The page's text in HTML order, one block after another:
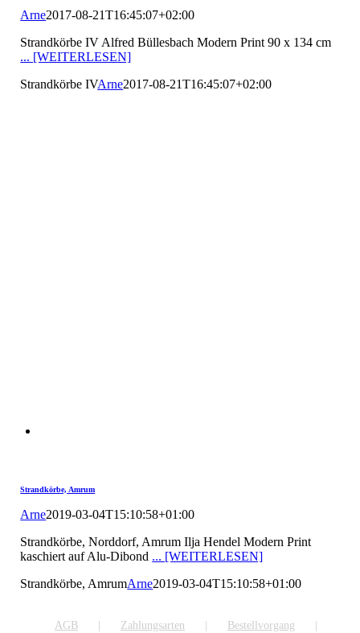
Arne2017-08-21T16:45:07+02:00
Strandkörbe IV Alfred Büllesbach Modern Print 90 x 134 cm
... [WEITERLESEN]
Strandkörbe IVArne2017-08-21T16:45:07+02:00
Strandkörbe, Amrum
Arne2019-03-04T15:10:58+01:00
Strandkörbe, Norddorf, Amrum Ilja Hendel Modern Print
kaschiert auf Alu-Dibond ... [WEITERLESEN]
Strandkörbe, AmrumArne2019-03-04T15:10:58+01:00
AGB Zahlungsarten
Bestellvorgang